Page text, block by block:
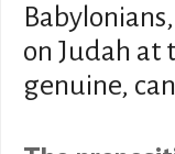
on Judah at
genuine,